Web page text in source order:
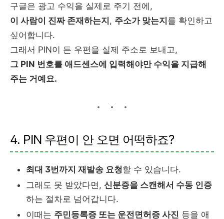
구글은 광고 수익을 실제로 주기 전에,
이 사람이 진짜 존재하는지 , 주소가 맞는지를 확인하고
싶어합니다.
그래서 PIN이 든 우편을 실제 주소로 보내고,
그 PIN 번호를 애드센스에 입력해야만 수익을 지급해
주는 거예요.
4. PIN 우편이 안 오면 어떡하죠?
최대 3번까지 재발송 요청할 수 있습니다.
그래도 못 받았다면, 신분증을 스캔해서 수동 인증
하는 절차로 넘어갑니다.
이때는 주민등록증 또는 운전면허증 사진 등을 애